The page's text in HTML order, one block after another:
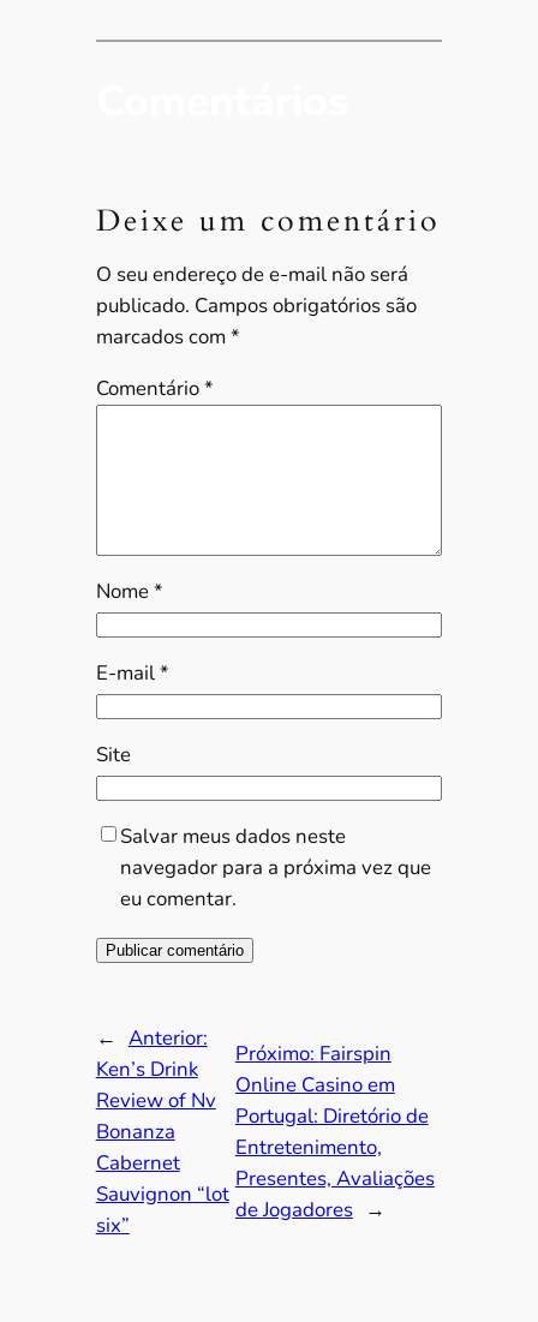
Deixe um comentário
O seu endereço de e-mail não será
publicado. Campos obrigatórios são
marcados com*
Comentário*
Nome*
E-mail*
Site
Salvar meus dados neste
navegador para a próxima vez que
eu comentar.
← Anterior:
Ken’s Drink
Review of Nv
Bonanza
Cabernet
Sauvignon “lot
six”
Próximo: Fairspin
Online Casino em
Portugal: Diretório de
Entretenimento,
Presentes, Avaliações
de Jogadores →